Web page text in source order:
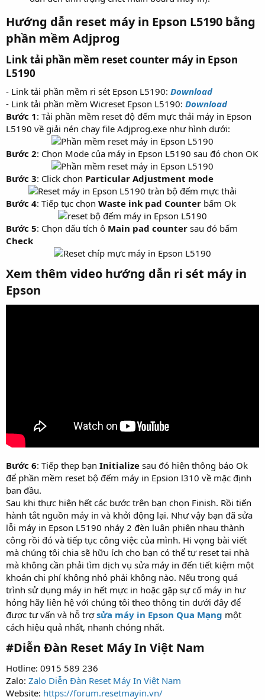
Hướng dẫn reset máy in Epson L5190 bằng
phần mềm Adjprog​
Link tải phần mềm reset counter máy in Epson
L5190​
- Link tải phần mềm ri sét Epson L5190: Download
- Link tải phần mềm Wicreset Epson L5190: Download
Bước 1: Tải phần mềm reset độ đếm mực thải máy in Epson
L5190 về giải nén chạy file Adjprog.exe như hình dưới:
Bước 2: Chọn Mode của máy in Epson L5190 sau đó chọn OK
Bước 3: Click chọn Particular Adjustment mode
Bước 4: Tiếp tục chọn Waste ink pad Counter bấm Ok
Bước 5: Chọn dấu tích ô Main pad counter sau đó bấm
Check
Xem thêm video hướng dẫn ri sét máy in
Epson​
Bước 6: Tiếp thep bạn Initialize sau đó hiện thông báo Ok
để phần mềm reset bộ đếm máy in Epsion l310 về mặc định
ban đầu.
Sau khi thực hiện hết các bước trên bạn chọn Finish. Rồi tiến
hành tắt nguồn máy in và khởi động lại. Như vậy bạn đã sửa
lỗi máy in Epson L5190 nháy 2 đèn luân phiên nhau thành
công rồi đó và tiếp tục công việc của mình. Hi vọng bài viết
mà chúng tôi chia sẽ hữu ích cho bạn có thể tự reset tại nhà
mà không cần phải tìm dịch vụ sửa máy in đến tiết kiệm một
khoản chi phí không nhỏ phải không nào. Nếu trong quá
trình sử dụng máy in hết mực in hoặc gặp sự cố máy in hư
hỏng hãy liên hệ với chúng tôi theo thông tin dưới đây để
được tư vấn và hỗ trợsửa máy in Epson Qua Mạng một
cách hiệu quả nhất, nhanh chóng nhất.
#Diễn Đàn Reset Máy In Việt Nam
Hotline: 0915 589 236
Zalo: Zalo Diễn Đàn Reset Máy In Việt Nam
Website: https://forum.resetmayin.vn/